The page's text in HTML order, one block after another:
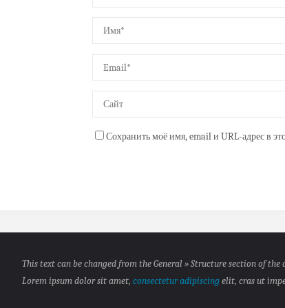
Сохранить моё имя, email и URL-адрес в
This text can be changed from the General » Structure section of the
Lorem ipsumdolor sit amet, consectetur adipiscingelit, cras ut